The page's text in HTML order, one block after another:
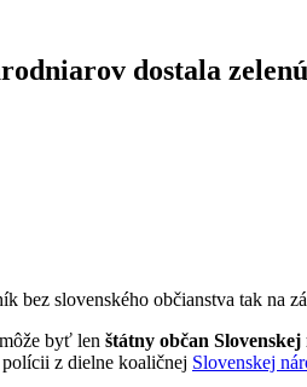
dostala
bez slovenského občianstva tak na
môže byť len štátny občan
z dielne koaličnej Slovenskej